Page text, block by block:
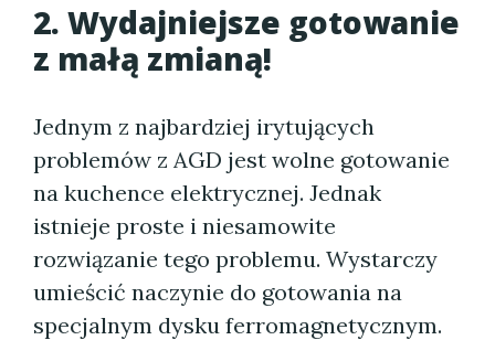
2. Wydajniejsze gotowanie
z małą zmianą!
Jednym z najbardziej irytujących
problemów z AGD jest wolne gotowanie
na kuchence elektrycznej. Jednak
istnieje proste i niesamowite
rozwiązanie tego problemu. Wystarczy
umieścić naczynie do gotowania na
specjalnym dysku ferromagnetycznym.